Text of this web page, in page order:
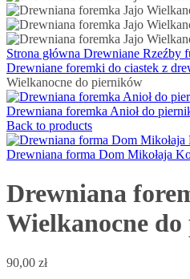
Strona główna Drewniane Rzeźby
Drewniane foremki do ciastek z
Wielkanocne do pierników
Drewniana foremka Anioł do
Back to products
Drewniana forma Dom Mikołaja
Drewniana
Wielkanocne
90,00 zł